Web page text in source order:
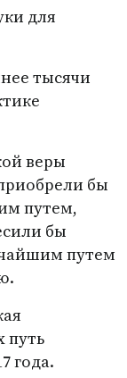
для
тысячи
веры
бы
путем,
бы
путем
путь
года.